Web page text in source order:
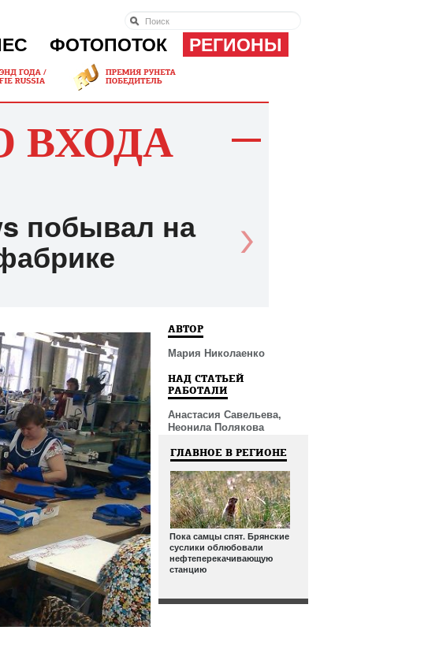
ФОТОПОТОК РЕГИОНЫ
ВХОДА
побывал на
АВТОР
Мария Николаенко
НАД СТАТЬЕЙ
РАБОТАЛИ
Анастасия Савельева,
Неонила Полякова
ГЛАВНОЕ В РЕГИОНЕ
Пока самцы спят. Брянские
суслики облюбовали
нефтеперекачивающую
станцию